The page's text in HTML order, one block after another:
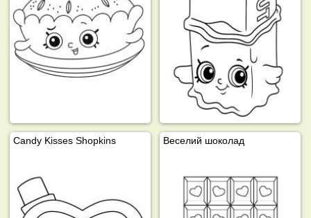
Candy Kisses Shopkins Веселий шоколад